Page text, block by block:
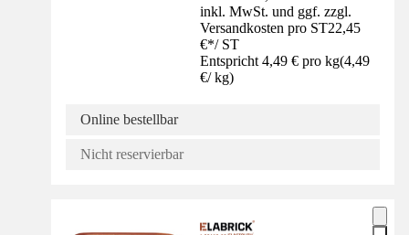
inkl. MwSt. und ggf. zzgl.
Versandkosten pro ST22,45
€*/ ST
Entspricht 4,49 € pro kg(4,49
€/ kg)
Online bestellbar
Nicht reservierbar